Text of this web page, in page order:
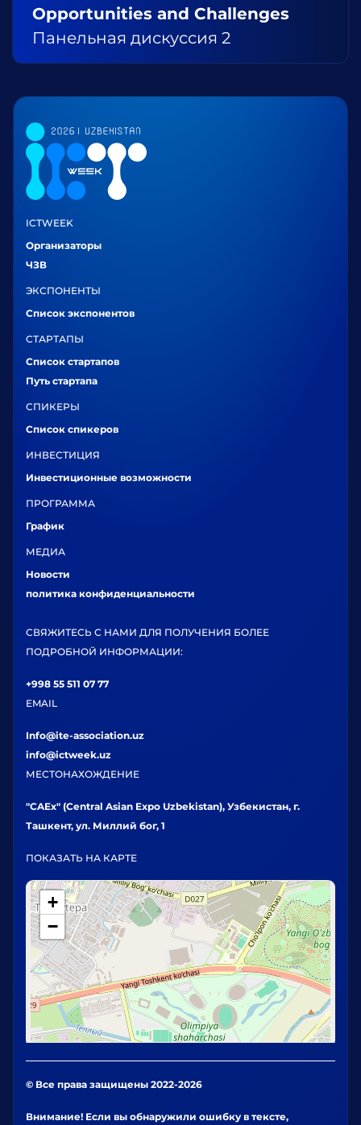
Opportunities and Challenges
Панельная дискуссия 2
ICTWEEK
Организаторы
ЧЗВ
ЭКСПОНЕНТЫ
Список экспонентов
СТАРТАПЫ
Список стартапов
Путь стартапа
СПИКЕРЫ
Список спикеров
ИНВЕСТИЦИЯ
Инвестиционные возможности
ПРОГРАММА
График
МЕДИА
Новости
политика конфиденциальности
СВЯЖИТЕСЬ С НАМИ ДЛЯ ПОЛУЧЕНИЯ БОЛЕЕ
ПОДРОБНОЙ ИНФОРМАЦИИ:
+998 55 511 07 77
EMAIL
Info@ite-association.uz
info@ictweek.uz
МЕСТОНАХОЖДЕНИЕ
"CAEx" (Central Asian Expo Uzbekistan), Узбекистан, г.
Ташкент, ул. Миллий бог, 1
ПОКАЗАТЬ НА КАРТЕ
+
−
© Все права защищены 2022-2026
Внимание! Если вы обнаружили ошибку в тексте,